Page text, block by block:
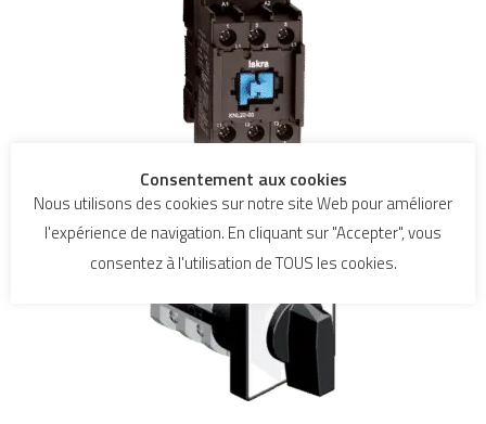
Commutateurs
Consentement aux cookies
Nous utilisons des cookies sur notre site Web pour améliorer
consentez à l'utilisation de TOUS les cookies.